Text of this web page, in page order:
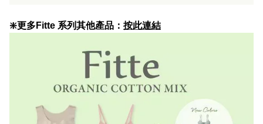
❇️更多Fitte 系列其他產品： 按此連結